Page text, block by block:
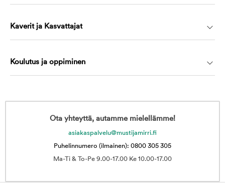
Kaverit ja Kasvattajat
Koulutus ja oppiminen
Ota yhteyttä, autamme mielellämme!
asiakaspalvelu@mustijamirri.fi
Puhelinnumero (ilmainen): 0800 305 305
Ma-Ti & To-Pe 9.00-17.00 Ke 10.00-17.00